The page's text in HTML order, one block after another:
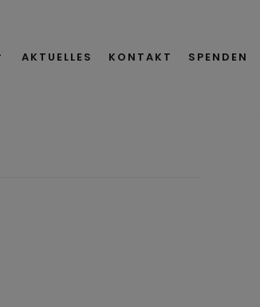
AKTUELLES KONTAKT SPENDEN